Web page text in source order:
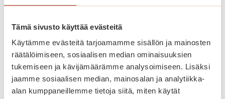
Tämä sivusto käyttää evästeitä
Käytämme evästeitä tarjoamamme sisällön ja mainosten
räätälöimiseen, sosiaalisen median ominaisuuksien
tukemiseen ja kävijämäärämme analysoimiseen. Lisäksi
jaamme sosiaalisen median, mainosalan ja analytiikka-
alan kumppaneillemme tietoja siitä, miten käytät
Torilinna sijaitsee näköalapaikalla aivan
kauppatorin vieressä. Moderni
palvelutalokokonaisuus tarjoaa
huipputason asumista, ensiluokkaisia
palveluita sekä aktiivista harrastus- ja